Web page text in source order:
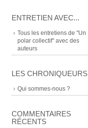
ENTRETIEN AVEC...
Tous les entretiens de "Un
polar collectif" avec des
auteurs
LES CHRONIQUEURS
Qui sommes-nous ?
COMMENTAIRES
RÉCENTS